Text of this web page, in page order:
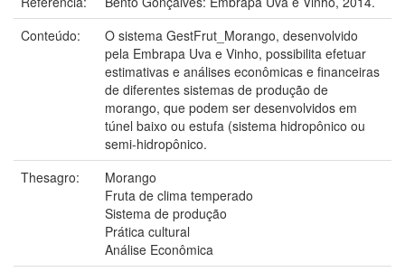
Conteúdo:
O sistema GestFrut_Morango, desenvolvido
pela Embrapa Uva e Vinho, possibilita efetuar
estimativas e análises econômicas e financeiras
de diferentes sistemas de produção de
morango, que podem ser desenvolvidos em
túnel baixo ou estufa (sistema hidropônico ou
semi-hidropônico.
Thesagro:
Morango
Fruta de clima temperado
Sistema de produção
Prática cultural
Análise Econômica